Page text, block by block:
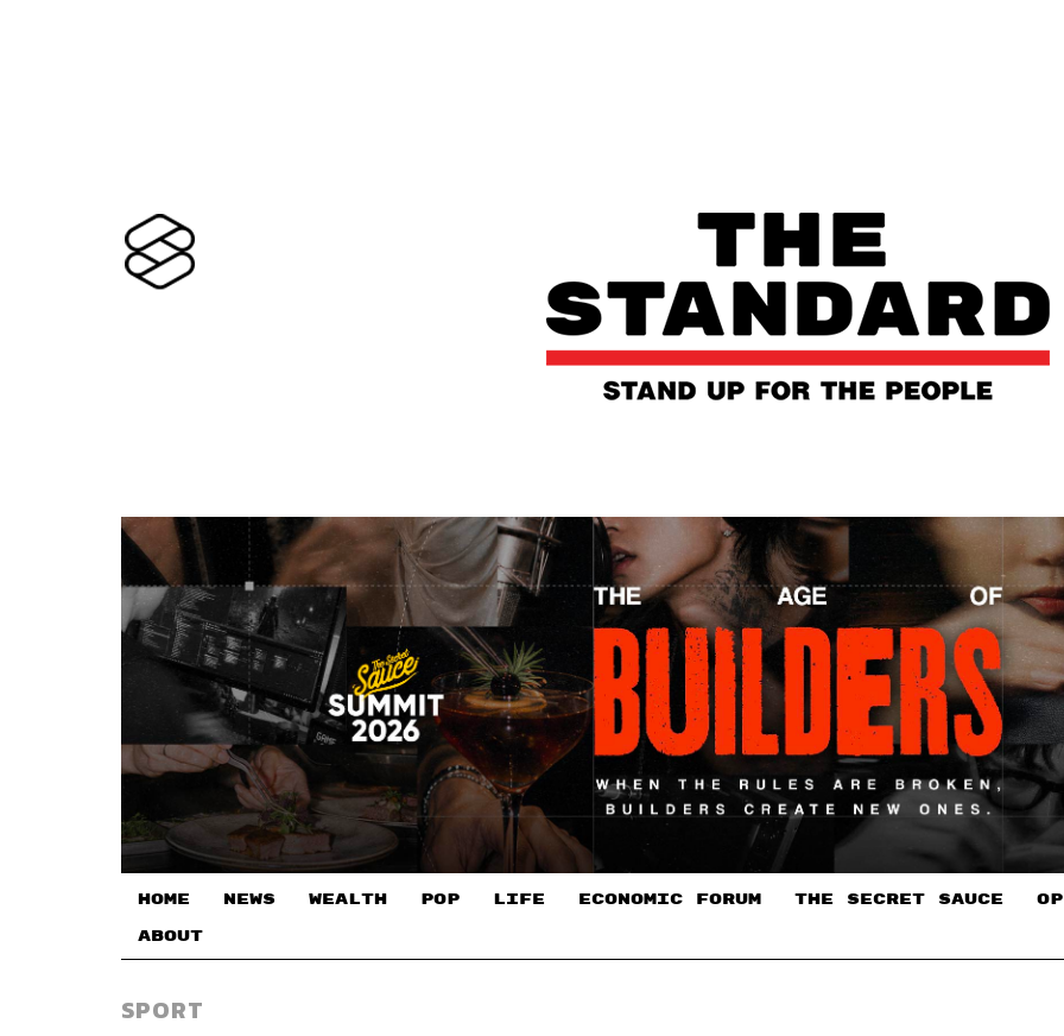
HOME NEWS WEALTH POP LIFE ECONOMIC FORUM THE SECRET SAUCE​
ABOUT
SPORT